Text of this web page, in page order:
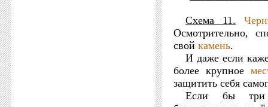
Схема 11.
Осмотрительно,
свой камень.
И даже если
более крупное
защитить себя
Если бы